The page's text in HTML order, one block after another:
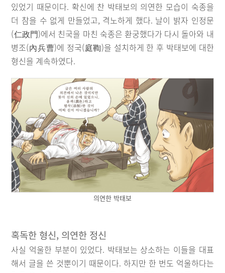
있었기 때문이다. 확신에 찬 박태보의 의연한 모습이 숙종을
더 참을 수 없게 만들었고, 격노하게 했다. 날이 밝자 인정문
(仁政門)에서 친국을 마친 숙종은 환궁했다가 다시 돌아와 내
병조(內兵曹)에 정국(庭鞫)을 설치하게 한 후 박태보에 대한
형신을 계속하였다.
의연한 박태보
혹독한 형신, 의연한 정신
사실 억울한 부분이 있었다. 박태보는 상소하는 이들을 대표
해서 글을 쓴 것뿐이기 때문이다. 하지만 한 번도 억울하다는